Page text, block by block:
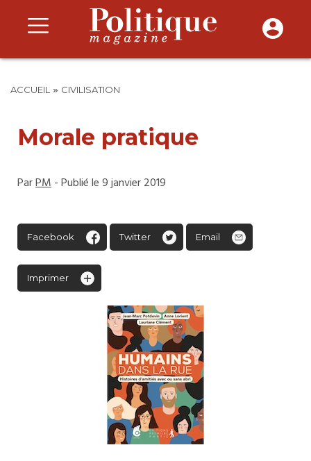
ACCUEIL » CIVILISATION
Morale pratique
ParPM- Publié le 9 janvier 2019
Facebook Twitter Email
Imprimer